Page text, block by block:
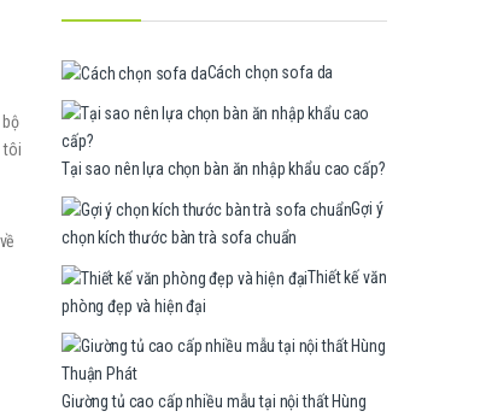
tôi
Cách chọn sofa da
Tại sao nên lựa chọn bàn ăn nhập khẩu cao cấp?
Gợi ý
chọn kích thước bàn trà sofa chuẩn
Thiết kế văn
phòng đẹp và hiện đại
Giường tủ cao cấp nhiều mẫu tại nội thất Hùng